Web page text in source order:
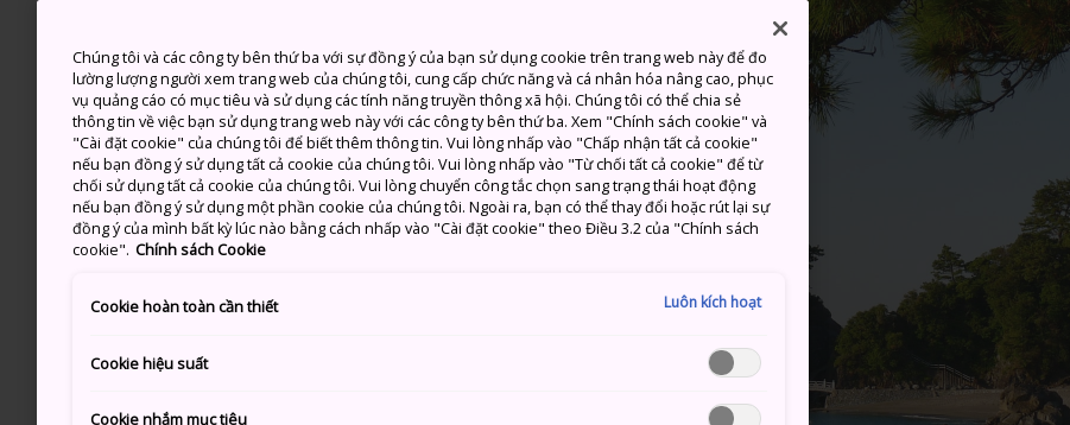
Chúng tôi và các công ty bên thứ ba với sự đồng ý của bạn sử dụng cookie trên trang web này để đo
lường lượng người xem trang web của chúng tôi, cung cấp chức năng và cá nhân hóa nâng cao, phục
vụ quảng cáo có mục tiêu và sử dụng các tính năng truyền thông xã hội. Chúng tôi có thể chia sẻ
thông tin về việc bạn sử dụng trang web này với các công ty bên thứ ba. Xem "Chính sách cookie" và
"Cài đặt cookie" của chúng tôi để biết thêm thông tin. Vui lòng nhấp vào "Chấp nhận tất cả cookie"
nếu bạn đồng ý sử dụng tất cả cookie của chúng tôi. Vui lòng nhấp vào "Từ chối tất cả cookie" để từ
chối sử dụng tất cả cookie của chúng tôi. Vui lòng chuyển công tắc chọn sang trạng thái hoạt động
nếu bạn đồng ý sử dụng một phần cookie của chúng tôi. Ngoài ra, bạn có thể thay đổi hoặc rút lại sự
đồng ý của mình bất kỳ lúc nào bằng cách nhấp vào "Cài đặt cookie" theo Điều 3.2 của "Chính sách
cookie". Chính sách Cookie
Cookie hoàn toàn cần thiết Luôn kích hoạt
Cookie hiệu suất
Cookie nhắm mục tiêu